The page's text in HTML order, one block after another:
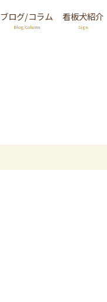
ブログ/コラム
Blog/Column
看板犬紹介
Sign